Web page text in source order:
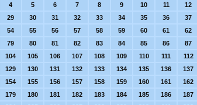
4 5 6 7 8 9 10 11 12
29 30 31 32 33 34 35 36 37
54 55 56 57 58 59 60 61 62
79 80 81 82 83 84 85 86 87
104 105 106 107 108 109 110 111 112
129 130 131 132 133 134 135 136 137
154 155 156 157 158 159 160 161 162
179 180 181 182 183 184 185 186 187